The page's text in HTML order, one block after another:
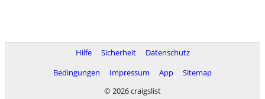
Hilfe Sicherheit
Datenschutz
Bedingungen
Impressum App
Sitemap
© 2026 craigslist